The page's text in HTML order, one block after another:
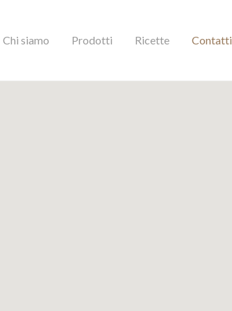
Chi siamo Prodotti Ricette Contatti